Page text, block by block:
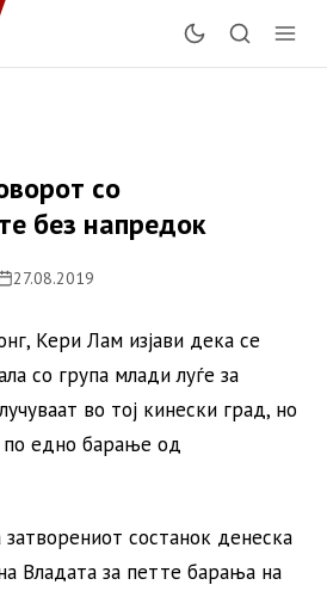
со
без напредок
27.08.2019
Кери Лам изјави дека се
со група млади луѓе за
во тој кинески град, но
едно барање од
состанок денеска
Владата за петте барања на